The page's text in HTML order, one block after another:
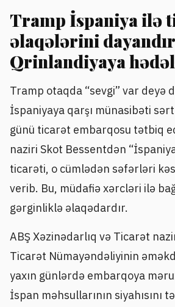
Tramp İspaniya ilə
əlaqələrini
Qrinlandiyaya
Tramp otaqda “sevgi” var deyə
İspaniyaya qarşı münasibəti
günü ticarət embarqosu tətbiq
naziri Skot Bessentdən
ticarəti, o cümlədən səfərləri
verib. Bu, müdafiə xərcləri ilə
gərginliklə əlaqədardır.
ABŞ Xəzinədarlıq və Ticarət
Ticarət Nümayəndəliyinin
yaxın günlərdə embarqoya
İspan məhsullarının siyahısını